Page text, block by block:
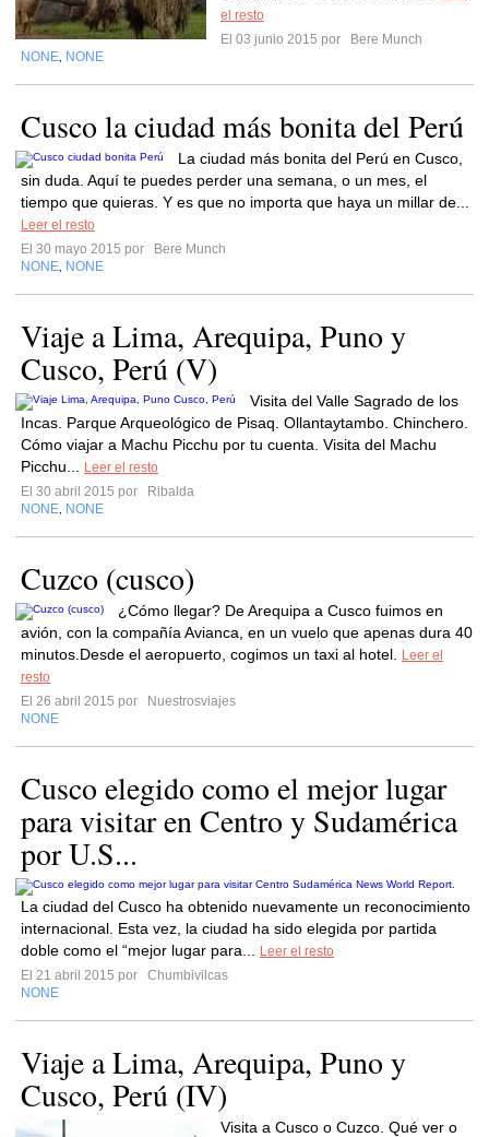
el resto
El 03 junio 2015 por
Bere Munch
NONE NONE
Cusco la ciudad más bonita del Perú
La ciudad más bonita del Perú en Cusco,
sin duda. Aquí te puedes perder una semana, o un mes, el
tiempo que quieras. Y es que no importa que haya un millar de...
Leer el resto
El 30 mayo 2015 por
Bere Munch
NONE NONE
Viaje a Lima, Arequipa, Puno y
Cusco, Perú (V)
Visita del Valle Sagrado de los
Incas. Parque Arqueológico de Pisaq. Ollantaytambo. Chinchero.
Cómo viajar a Machu Picchu por tu cuenta. Visita del Machu
Picchu...
Leer el resto
El 30 abril 2015 por
Ribalda
NONE NONE
Cuzco (cusco)
¿Cómo llegar? De Arequipa a Cusco fuimos en
avión, con la compañía Avianca, en un vuelo que apenas dura 40
minutos.Desde el aeropuerto, cogimos un taxi al hotel.
Leer el
resto
El 26 abril 2015 por
Nuestrosviajes
NONE
Cusco elegido como el mejor lugar
para visitar en Centro y Sudamérica
por U.S...
La ciudad del Cusco ha obtenido nuevamente un reconocimiento
internacional. Esta vez, la ciudad ha sido elegida por partida
doble como el “mejor lugar para...
Leer el resto
El 21 abril 2015 por
Chumbivilcas
NONE
Viaje a Lima, Arequipa, Puno y
Cusco, Perú (IV)
Visita a Cusco o Cuzco. Qué ver o